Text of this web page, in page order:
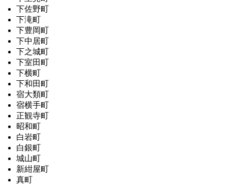
下佐野町
下滝町
下豊岡町
下中居町
下之城町
下室田町
下横町
下和田町
宿大類町
宿横手町
正観寺町
昭和町
白岩町
白銀町
城山町
新紺屋町
真町